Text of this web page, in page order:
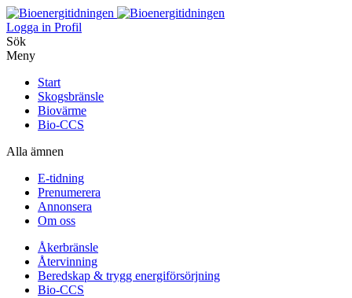
Logga in Profil
Sök
Meny
Start
Skogsbränsle
Biovärme
Bio-CCS
Alla ämnen
E-tidning
Prenumerera
Annonsera
Om oss
Åkerbränsle
Återvinning
Beredskap & trygg energiförsörjning
Bio-CCS